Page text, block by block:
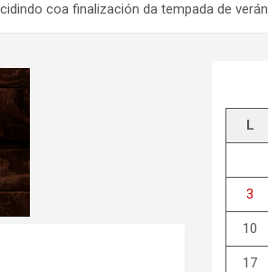
coa finalización da tempada de verán
L
3
10
17